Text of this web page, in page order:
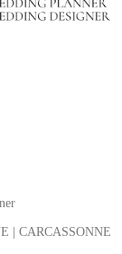
| CARCASSONNE